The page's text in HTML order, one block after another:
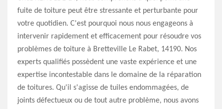
fuite de toiture peut être stressante et perturbante pour
votre quotidien. C'est pourquoi nous nous engageons à
intervenir rapidement et efficacement pour résoudre vos
problèmes de toiture à Bretteville Le Rabet, 14190. Nos
experts qualifiés possèdent une vaste expérience et une
expertise incontestable dans le domaine de la réparation
de toitures. Qu'il s'agisse de tuiles endommagées, de
joints défectueux ou de tout autre problème, nous avons